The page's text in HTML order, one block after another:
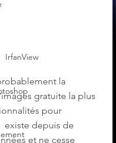
IrfanView
la
gratuite la plus
pour
existe depuis de
et ne cesse